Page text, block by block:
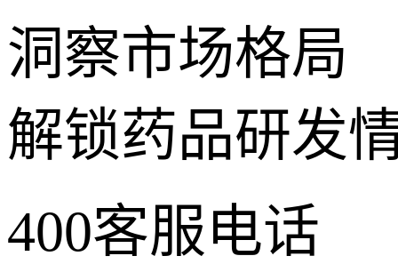
洞察市场格局
解锁药品研发
400客服电话